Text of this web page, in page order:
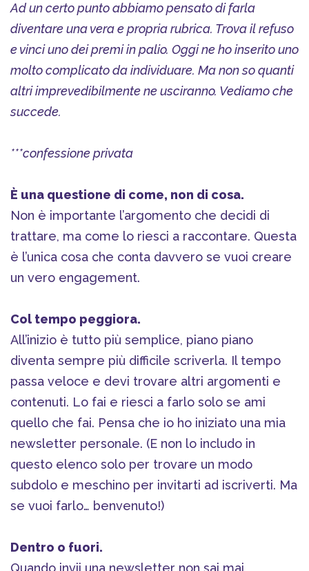
Ad un certo punto abbiamo pensato di farla
diventare una vera e propria rubrica. Trova il refuso
e vinci uno dei premi in palio. Oggi ne ho inserito uno
molto complicato da individuare. Ma non so quanti
altri imprevedibilmente ne usciranno. Vediamo che
succede.
***confessione privata
È una questione di come, non di cosa.
Non è importante l’argomento che decidi di
trattare, ma come lo riesci a raccontare. Questa
è l’unica cosa che conta davvero se vuoi creare
un vero engagement.
Col tempo peggiora.
All’inizio è tutto più semplice, piano piano
diventa sempre più difficile scriverla. Il tempo
passa veloce e devi trovare altri argomenti e
contenuti. Lo fai e riesci a farlo solo se ami
quello che fai. Pensa che io ho iniziato una mia
newsletter personale. (E non lo includo in
questo elenco solo per trovare un modo
subdolo e meschino per invitarti ad iscriverti. Ma
se vuoi farlo… benvenuto!)
Dentro o fuori.